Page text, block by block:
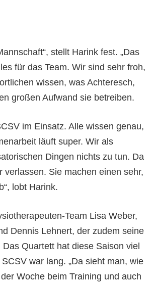
stellt Harink fest. „Das
für das Team. Wir sind sehr froh,
wissen, was Achteresch,
großen Aufwand sie betreiben.
im Einsatz. Alle wissen genau,
läuft super. Wir als
Dingen nichts zu tun. Da
Sie machen einen sehr,
lobt Harink.
Team Lisa Weber,
Dennis Lehnert, der zudem seine
Quartett hat diese Saison viel
war lang. „Da sieht man, wie
Woche beim Training und auch